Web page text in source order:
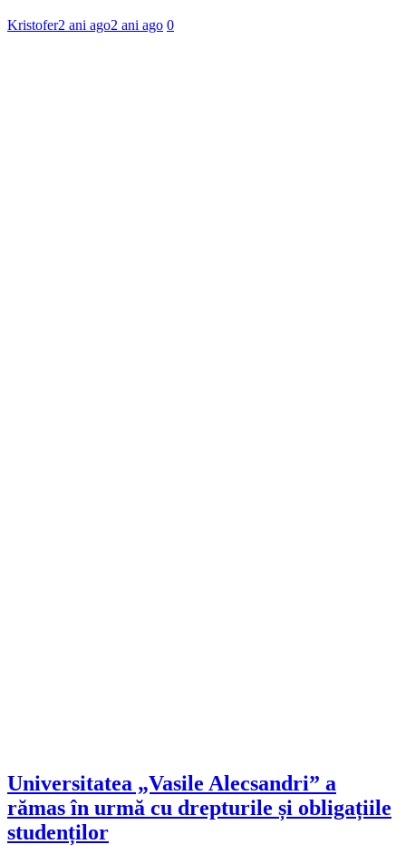
Kristofer2 ani ago2 ani ago 0
Universitatea „Vasile Alecsandri” a
rămas în urmă cu drepturile și obligațiile
studenților